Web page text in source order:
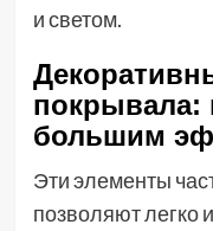
и светом.
покрывала:
большим
Эти элементы
позволяют легко